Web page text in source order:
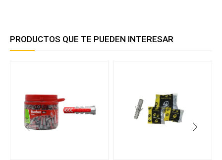
PRODUCTOS QUE TE PUEDEN INTERESAR